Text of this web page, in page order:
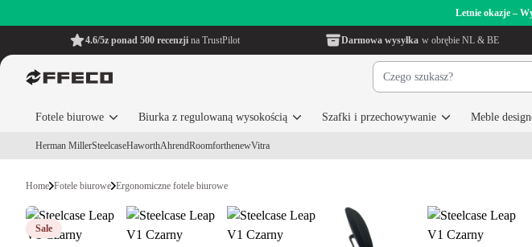
Letnie okazje –
4.6/5z ponad 500 recenzji na TrustPilot Darmowa wysyłka w obrębie NL & BE
Fotele biurowe Biurka z regulowaną wysokością Szafki i przechowywanie Meble
Herman MillerSteelcaseHaworthAhrendRoomforthenewVitra
Home Fotele biurowe Ergonomiczne fotele biurowe
Sale